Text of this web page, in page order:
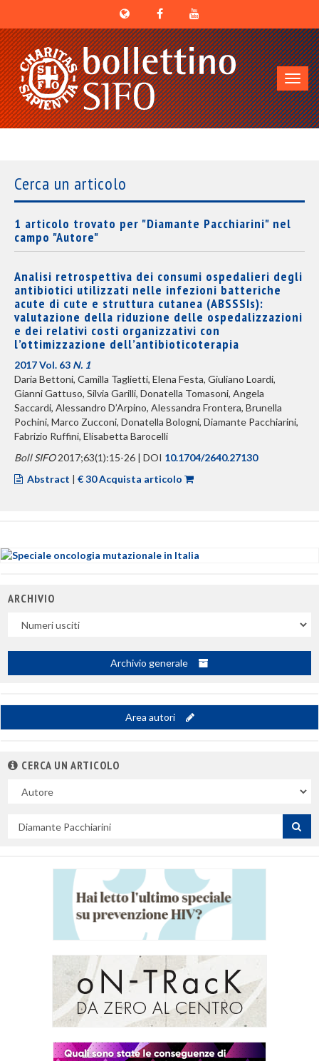
Cerca un articolo
1 articolo trovato per "Diamante Pacchiarini" nel
campo "Autore"
Analisi retrospettiva dei consumi ospedalieri degli
antibiotici utilizzati nelle infezioni batteriche
acute di cute e struttura cutanea (ABSSSIs):
valutazione della riduzione delle ospedalizzazioni
e dei relativi costi organizzativi con
l’ottimizzazione dell’antibioticoterapia
2017 Vol. 63 N. 1
Daria Bettoni, Camilla Taglietti, Elena Festa, Giuliano Loardi,
Gianni Gattuso, Silvia Garilli, Donatella Tomasoni, Angela
Saccardi, Alessandro D’Arpino, Alessandra Frontera, Brunella
Pochini, Marco Zucconi, Donatella Bologni, Diamante Pacchiarini,
Fabrizio Ruffini, Elisabetta Barocelli
Boll SIFO2017;63(1):15-26 | DOI 10.1704/2640.27130
Abstract | € 30 Acquista articolo
ARCHIVIO
Archivio generale
Area autori
CERCA UN ARTICOLO
campo
per